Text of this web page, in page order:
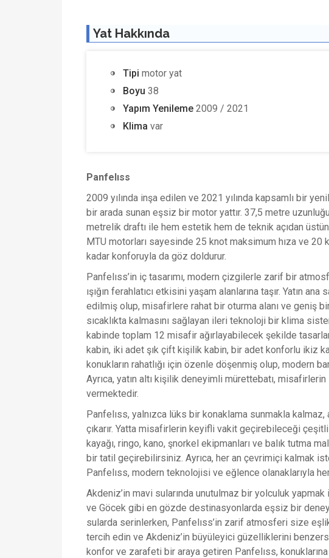
Yat Hakkında
Tipi motor yat
Boyu 38
Yapım Yenileme 2009 / 2021
Klima var
Panfelıss
2009 yılında inşa edilen ve 2021 yılında kapsamlı bir
bir arada sunan eşsiz bir motor yattır. 37,5 metre
metrelik draftı ile hem estetik hem de teknik açıdan
MTU motorları sayesinde 25 knot maksimum hıza ve 20
kadar konforuyla da göz doldurur.
Panfelıss’in iç tasarımı, modern çizgilerle zarif bir
ışığın ferahlatıcı etkisini yaşam alanlarına taşır. Yatın
edilmiş olup, misafirlere rahat bir oturma alanı ve geniş
sıcaklıkta kalmasını sağlayan ileri teknoloji bir klima
kabinde toplam 12 misafir ağırlayabilecek şekilde
kabin, iki adet şık çift kişilik kabin, bir adet konforlu ikiz
konukların rahatlığı için özenle döşenmiş olup, modern
Ayrıca, yatın altı kişilik deneyimli mürettebatı,
vermektedir.
Panfelıss, yalnızca lüks bir konaklama sunmakla
çıkarır. Yatta misafirlerin keyifli vakit geçirebileceği
kayağı, ringo, kano, şnorkel ekipmanları ve balık tutma
bir tatil geçirebilirsiniz. Ayrıca, her an çevrimiçi kalmak
Panfelıss, modern teknolojisi ve eğlence olanaklarıyla
Akdeniz’in mavi sularında unutulmaz bir yolculuk
ve Göcek gibi en gözde destinasyonlarda eşsiz bir
sularda serinlerken, Panfelıss’in zarif atmosferi size
tercih edin ve Akdeniz’in büyüleyici güzelliklerini
konfor ve zarafeti bir araya getiren Panfelıss,